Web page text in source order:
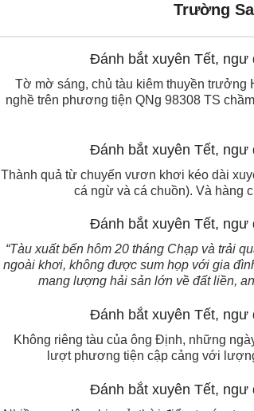
Trường
Tờ mờ sáng, chủ tàu kiêm thuyền trưởng
nghề trên phương tiện QNg 98308 TS
Thành quả từ chuyến vươn khơi kéo dài
cá ngừ và cá chuồn). Và hàng
“Tàu xuất bến hôm 20 tháng Chạp và trải
ngoài khơi, không được sum họp với gia
mang lượng hải sản lớn về đất liền,
Không riêng tàu của ông Định, những
lượt phương tiện cập cảng với